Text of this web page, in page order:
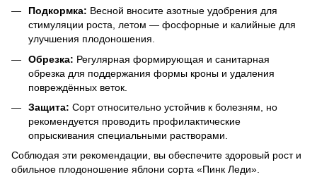
Подкормка: Весной вносите азотные удобрения для
стимуляции роста, летом — фосфорные и калийные для
улучшения плодоношения.
Обрезка: Регулярная формирующая и санитарная
обрезка для поддержания формы кроны и удаления
повреждённых веток.
Защита: Сорт относительно устойчив к болезням, но
рекомендуется проводить профилактические
опрыскивания специальными растворами.
Соблюдая эти рекомендации, вы обеспечите здоровый рост и
обильное плодоношение яблони сорта «Пинк Леди».